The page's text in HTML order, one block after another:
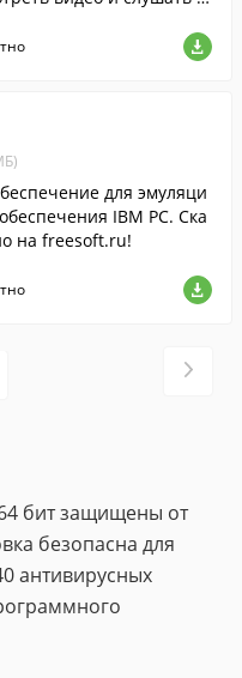
для эмуляци
IBM PC. Ска
на freesoft.ru!
бит защищены от
безопасна для
антивирусных